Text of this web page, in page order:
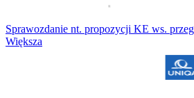
Sprawozdanie nt. propozycji KE ws.
Większa